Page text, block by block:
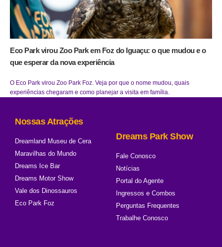
Eco Park virou Zoo Park em Foz do Iguaçu: o que mudou e o
que esperar da nova experiência
O Eco Park virou Zoo Park Foz. Veja por que o nome mudou, quais
experiências chegaram e como planejar a visita em família.
Nossas Atrações
Dreamland Museu de Cera
Maravilhas do Mundo
Dreams Ice Bar
Dreams Motor Show
Vale dos Dinossauros
Eco Park Foz
Dreams Park Show
Fale Conosco
Notícias
Portal do Agente
Ingressos e Combos
Perguntas Frequentes
Trabalhe Conosco